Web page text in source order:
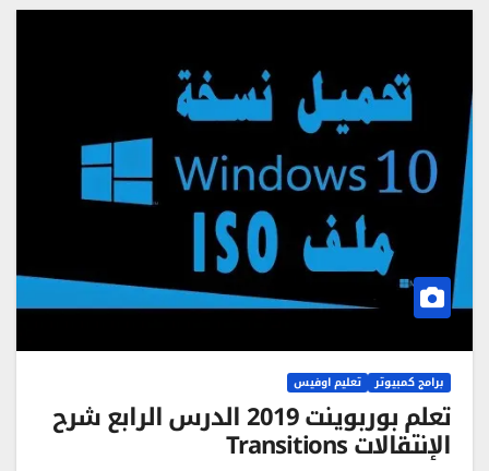
برامج كمبيوتر تعليم اوفيس
تعلم بوربوينت 2019 الدرس الرابع شرح
الإنتقالات Transitions